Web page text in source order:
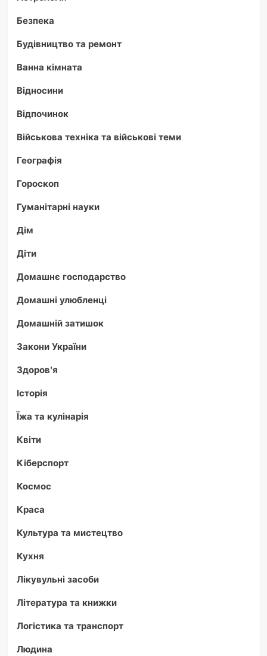
Безпека
Будівництво та ремонт
Ванна кімната
Відносини
Відпочинок
Військова техніка та військові теми
Географія
Гороскоп
Гуманітарні науки
Дім
Діти
Домашнє господарство
Домашні улюбленці
Домашній затишок
Закони України
Здоров'я
Історія
Їжа та кулінарія
Квіти
Кіберспорт
Космос
Краса
Культура та мистецтво
Кухня
Лікувульні засоби
Література та книжки
Логістика та транспорт
Людина